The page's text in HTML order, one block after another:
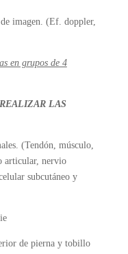
imagen. (Ef. doppler,
en grupos de 4
LAS
(Tendón, músculo,
articular, nervio
subcutáneo y
de pierna y tobillo